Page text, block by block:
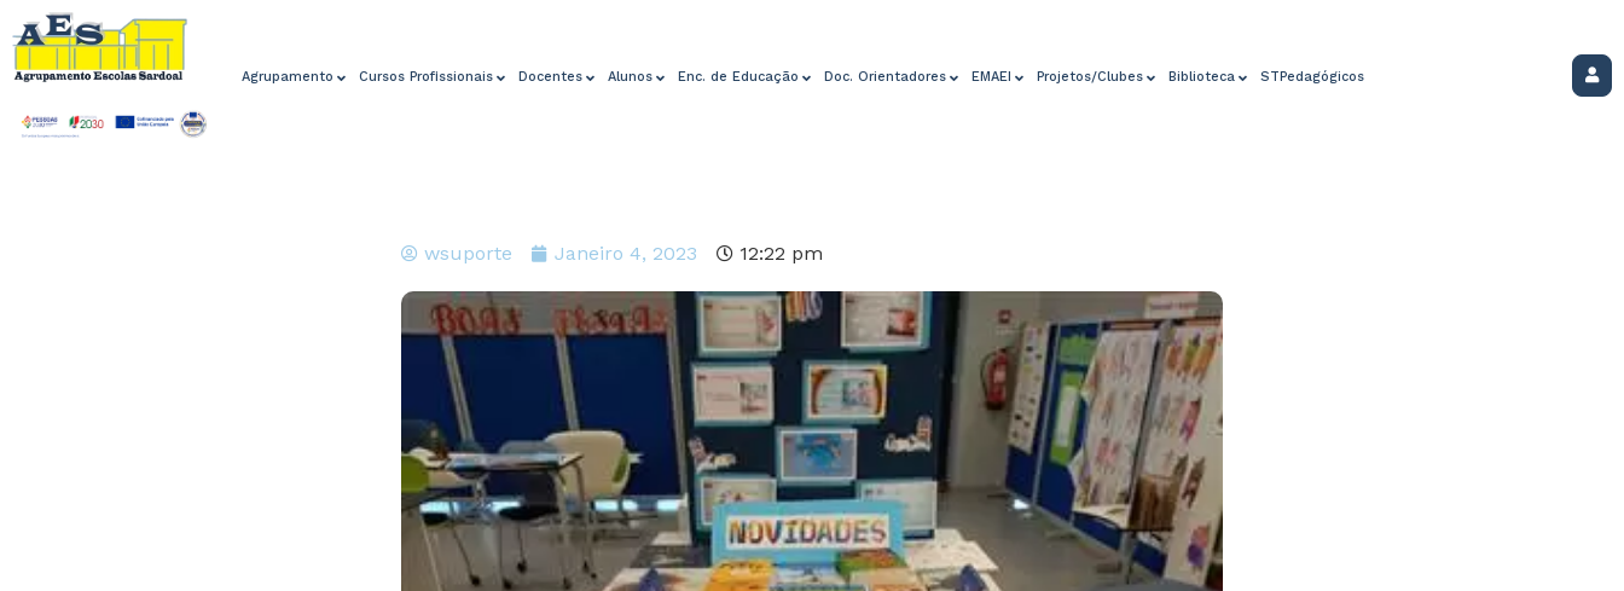
Agrupamento Cursos Profissionais Docentes Alunos Enc. de Educação Doc. Orientadores EMAEI Projetos/Clubes Biblioteca STPedagógicos
wsuporte Janeiro 4, 2023 12:22 pm